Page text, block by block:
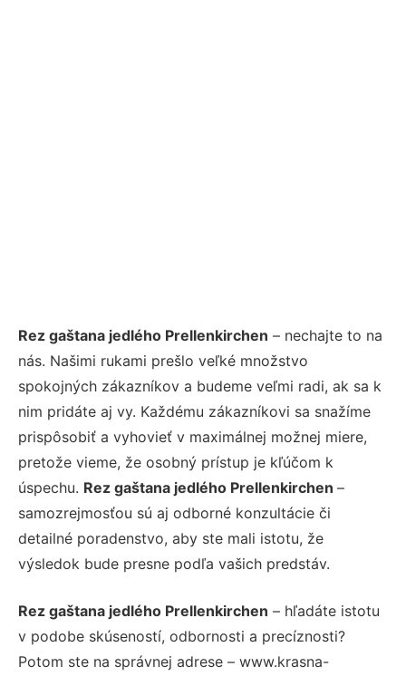
Rez gaštana jedlého Prellenkirchen – nechajte to na
nás. Našimi rukami prešlo veľké množstvo
spokojných zákazníkov a budeme veľmi radi, ak sa k
nim pridáte aj vy. Každému zákazníkovi sa snažíme
prispôsobiť a vyhovieť v maximálnej možnej miere,
pretože vieme, že osobný prístup je kľúčom k
úspechu. Rez gaštana jedlého Prellenkirchen –
samozrejmosťou sú aj odborné konzultácie či
detailné poradenstvo, aby ste mali istotu, že
výsledok bude presne podľa vašich predstáv.
Rez gaštana jedlého Prellenkirchen – hľadáte istotu
v podobe skúseností, odbornosti a precíznosti?
Potom ste na správnej adrese – www.krasna-